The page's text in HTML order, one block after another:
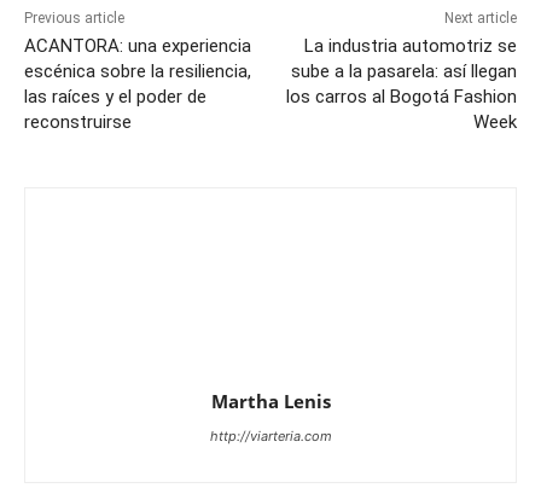
Previous article
ACANTORA: una experiencia
escénica sobre la resiliencia,
las raíces y el poder de
reconstruirse
Next article
La industria automotriz se
sube a la pasarela: así llegan
los carros al Bogotá Fashion
Week
Martha Lenis
http://viarteria.com